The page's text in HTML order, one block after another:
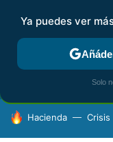
FISCALIDAD Y
HOY SE HABLA DE
Hacienda Crisis
Ya puedes ver
Solo